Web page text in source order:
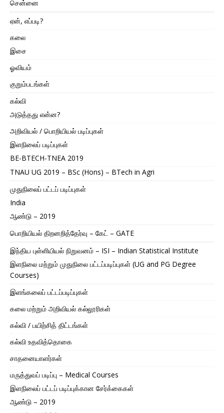
சென்னை
ஏன், எப்படி?
கலை
இசை
ஓவியம்
குறும்படங்கள்
கல்வி
அடுத்தது என்ன?
அறிவியல் / பொறியியல் படிப்புகள்
இளநிலைப் படிப்புகள்
BE-BTECH-TNEA 2019
TNAU UG 2019 – BSc (Hons) – BTech in Agri
முதுநிலைப் பட்டப் படிப்புகள்
India
ஆண்டு – 2019
பொறியியல் திறனறித்தேர்வு – கேட் – GATE
இந்திய புள்ளியியல் நிறுவனம் – ISI – Indian Statistical Institute
இளநிலை மற்றும் முதுநிலை பட்டப்படிப்புகள் (UG and PG Degree
Courses)
இளங்கலைப் பட்டப்படிப்புகள்
கலை மற்றும் அறிவியல் கல்லூரிகள்
கல்வி / பயிற்சித் திட்டங்கள்
கல்வி உதவித்தொகை
சாதனையாளர்கள்
மருத்துவப் படிப்பு – Medical Courses
இளநிலைப் பட்டப் படிப்புக்கான சேர்க்கைகள்
ஆண்டு – 2019